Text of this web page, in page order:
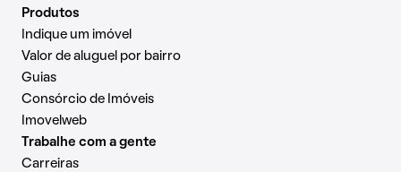
Produtos
Indique um imóvel
Valor de aluguel por bairro
Guias
Consórcio de Imóveis
Imovelweb
Trabalhe com a gente
Carreiras